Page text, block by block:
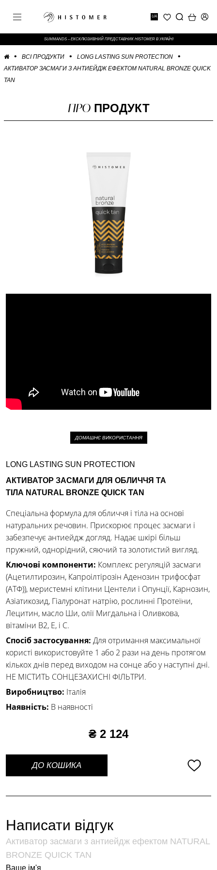
UA
SUMMANDS – ЕКСКЛЮЗИВНИЙ ПРЕДСТАВНИК HISTOMER В УКРАЇНІ
ВСІ ПРОДУКТИ
LONG LASTING SUN PROTECTION
АКТИВАТОР ЗАСМАГИ З АНТИЕЙДЖ ЕФЕКТОМ NATURAL BRONZE QUICK
TAN
ПРОПРОДУКТ
ДОМАШНЄ ВИКОРИСТАННЯ
LONG LASTING SUN PROTECTION
АКТИВАТОР ЗАСМАГИ ДЛЯ ОБЛИЧЧЯ ТА
ТІЛА NATURAL BRONZE QUICK TAN
Спеціальна формула для обличчя і тіла на основі
натуральних речовин. Прискорює процес засмаги і
забезпечує антиейдж догляд. Надає шкірі більш
пружний, однорідний, сяючий та золотистий вигляд.
Ключові компоненти: Комплекс регуляцій засмаги
(Ацетилтирозин, Капроілтірозін Аденозин трифосфат
(АТФ)), меристемні клітини Центели і Опунції, Карнозин,
Азіатикозид, Гіалуронат натрію, рослинні Протеїни,
Лецитин, масло Ши, олії Мигдальна і Оливкова,
вітаміни В2, Е, і С.
Спосіб застосування: Для отримання максимальної
користі використовуйте 1 або 2 рази на день протягом
кількох днів перед виходом на сонце або у наступні дні.
НЕ МІСТИТЬ СОНЦЕЗАХИСНІ ФІЛЬТРИ.
Виробництво: Італія
Наявність: В наявності
₴ 2 124
ДО КОШИКА
Написати відгук
Активатор засмаги з антиейдж ефектом NATURAL
BRONZE QUICK TAN
Ваше ім'я